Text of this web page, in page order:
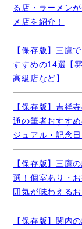
る店・ラーメン
メ店を紹介！
【保存版】三鷹
すすめの14選【
高級店など】
【保存版】吉祥
通の筆者おすす
ジュアル・記念日
【保存版】三鷹
選！個室あり・
囲気が味わえる
【保存版】関内